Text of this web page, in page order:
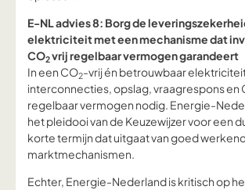
E-NL advies 8: Borg de
elektriciteit met een mechanisme dat
CO2vrij regelbaar vermogen garandeert
In een CO2-vrij én betrouwbaar
interconnecties, opslag, vraagrespons en
regelbaar vermogen nodig. Energie-
het pleidooi van de Keuzewijzer voor een
korte termijn dat uitgaat van goed
marktmechanismen.
Echter, Energie-Nederland is kritisch op